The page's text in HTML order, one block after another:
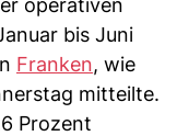
operativen
bis Juni
Franken, wie
mitteilte.
Prozent